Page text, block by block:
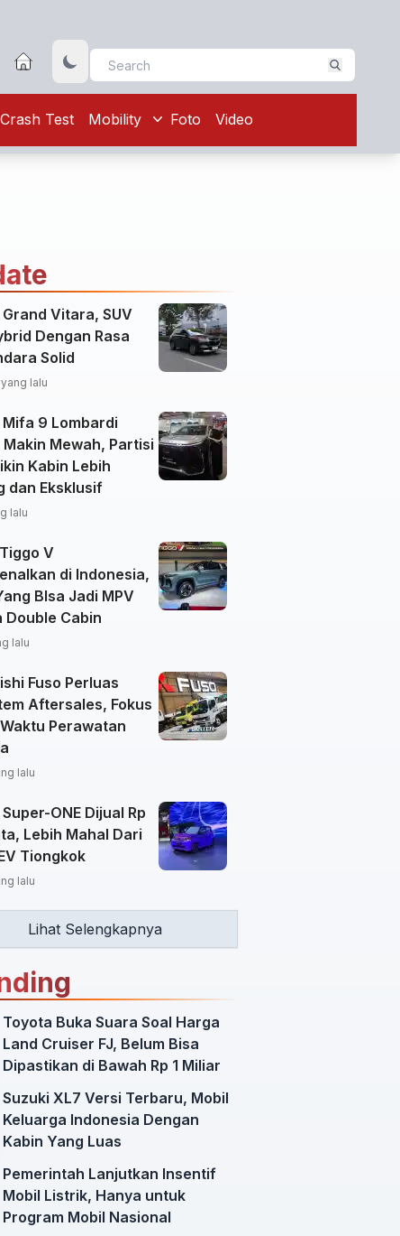
Crash Test Mobility Foto Video
Vitara, SUV
Dengan Rasa
Solid
lalu
Mifa 9 Lombardi
Makin Mewah, Partisi
Kabin Lebih
dan Eksklusif
lalu
V
di Indonesia,
BIsa Jadi MPV
Double Cabin
lalu
Fuso Perluas
Aftersales, Fokus
Perawatan
lalu
ONE Dijual Rp
Lebih Mahal Dari
Tiongkok
lalu
Lihat Selengkapnya
Toyota Buka Suara Soal Harga
Land Cruiser FJ, Belum Bisa
Dipastikan di Bawah Rp 1 Miliar
Suzuki XL7 Versi Terbaru, Mobil
Keluarga Indonesia Dengan
Kabin Yang Luas
Pemerintah Lanjutkan Insentif
Mobil Listrik, Hanya untuk
Program Mobil Nasional